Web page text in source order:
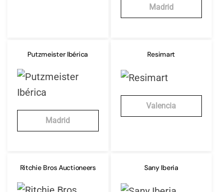
Madrid
Putzmeister Ibérica
Madrid
Resimart
Valencia
Ritchie Bros Auctioneers Sany Iberia